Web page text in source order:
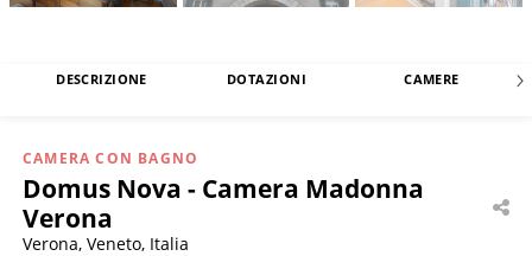
DESCRIZIONE DOTAZIONI CAMERE
CAMERA CON BAGNO
Domus Nova - Camera Madonna
Verona
Verona, Veneto, Italia